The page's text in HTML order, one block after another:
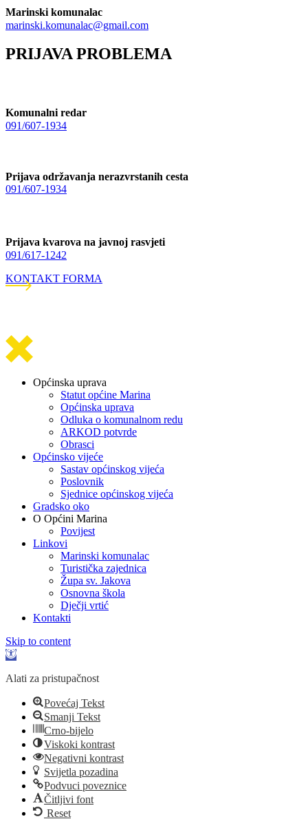
Marinski komunalac
marinski.komunalac@gmail.com
PRIJAVA PROBLEMA
Komunalni redar
091/607-1934
Prijava održavanja nerazvrstanih cesta
091/607-1934
Prijava kvarova na javnoj rasvjeti
091/617-1242
KONTAKT FORMA
Općinska uprava
Statut općine Marina
Općinska uprava
Odluka o komunalnom redu
ARKOD potvrde
Obrasci
Općinsko vijeće
Sastav općinskog vijeća
Poslovnik
Sjednice općinskog vijeća
Gradsko oko
O Općini Marina
Povijest
Linkovi
Marinski komunalac
Turistička zajednica
Župa sv. Jakova
Osnovna škola
Dječji vrtić
Kontakti
Skip to content
Open
Alati za pristupačnost
Povećaj Tekst
Smanji Tekst
Crno-bijelo
Viskoki kontrast
Negativni kontrast
Svijetla pozadina
Podvuci poveznice
Čitljivi font
Reset